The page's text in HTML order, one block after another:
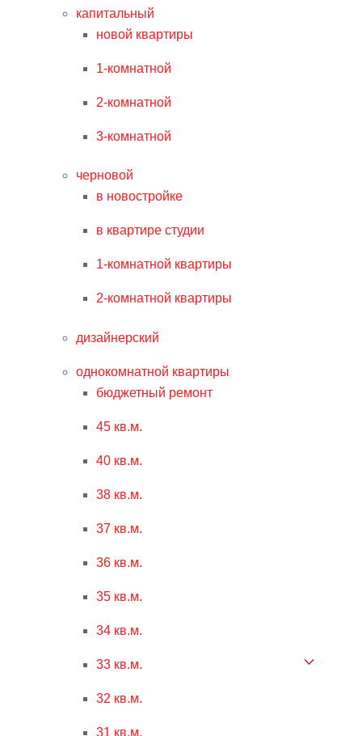
капитальный
новой квартиры
1-комнатной
2-комнатной
3-комнатной
черновой
в новостройке
в квартире студии
1-комнатной квартиры
2-комнатной квартиры
дизайнерский
однокомнатной квартиры
бюджетный ремонт
45 кв.м.
40 кв.м.
38 кв.м.
37 кв.м.
36 кв.м.
35 кв.м.
34 кв.м.
33 кв.м.
32 кв.м.
31 кв.м.